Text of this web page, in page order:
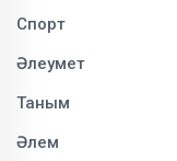
Спорт
Әлеумет
Таным
Әлем